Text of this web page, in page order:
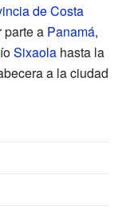
de Costa
parte a Panamá,
Sixaola hasta la
a la ciudad